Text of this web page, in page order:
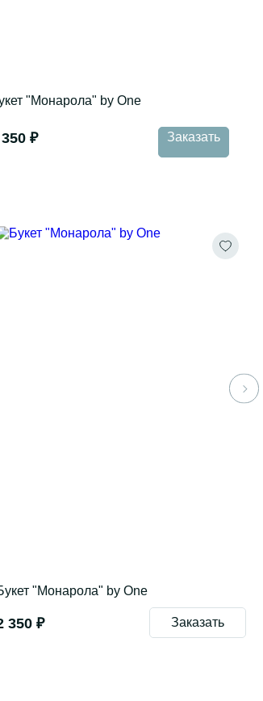
"Монарола" by One
₽ Заказать
"Монарола" by One
350 ₽ Заказать